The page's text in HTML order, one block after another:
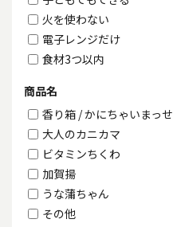
火を使わない
電子レンジだけ
食材3つ以内
商品名
香り箱 / かにちゃいまっせ
大人のカニカマ
ビタミンちくわ
加賀揚
うな蒲ちゃん
その他